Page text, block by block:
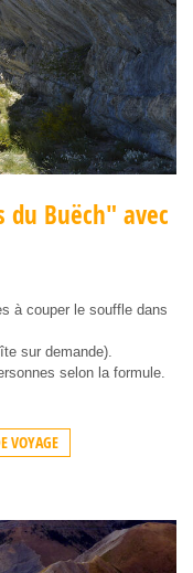
du Buëch" avec
à couper le souffle dans
sur demande).
selon la formule.
VOYAGE